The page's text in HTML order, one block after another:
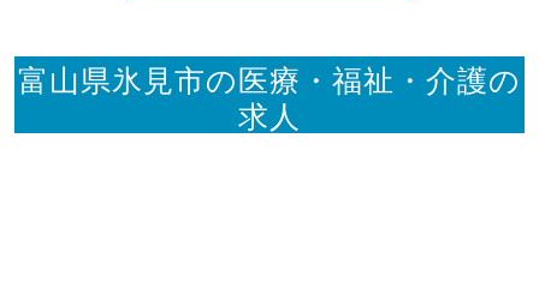
富山県氷見市の医療・福祉・介護の
求人